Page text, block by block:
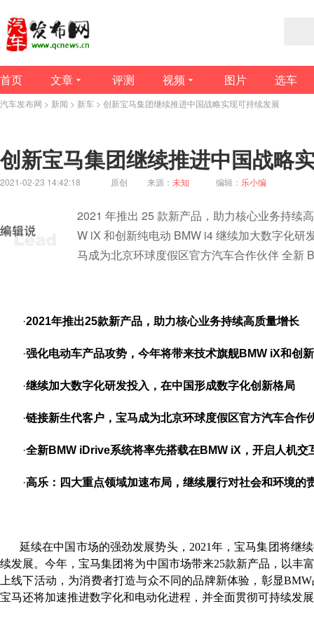
首页 文章 评测 视频 图片 选车
汽车发布网 > 新闻 > 新车 > 创新宝马集团继续推进中国战略实现可持续发展
创新宝马集团继续推进中国战略
2021-02-23 14:42:18 原创 来源： 未知 编辑： 乐小编
2021 年推出 25 款新产品，助力核心业务持续
W iX 和创新纯电动 BMW i4 继续加大数字化
马成为北京环球度假区官方汽车合作伙伴 全新
·2021年推出25款新产品，助力核心业务持续高质量增长
·强化电动车产品攻势，今年将带来技术旗舰BMW iX和创
·继续加大数字化研发投入，在中国形成数字化创新格局
·链接新生代客户，宝马成为北京环球度假区官方汽车合作
·全新BMW iDrive系统将率先搭载在BMW iX ，开启人机
·高乐：四大重点领域加速布局，继续履行对社会和环境的
延续在中国市场的强劲发展势头，2021年，宝马集团将继
续发展。今年，宝马集团将为中国市场带来25款新产品，以丰
上线下活动，为消费者打造与众不同的品牌新体验，彰显
宝马还将加速推进数字化和电动化进程，并全面贯彻可持续发